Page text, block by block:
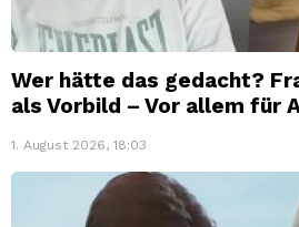
Wer hätte das gedacht?
als Vorbild – Vor allem für
1. August 2026, 18:03